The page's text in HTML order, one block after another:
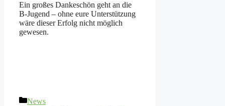
Ein großes Dankeschön geht an die
B-Jugend – ohne eure Unterstützung
wäre dieser Erfolg nicht möglich
gewesen.
Kategorien
News